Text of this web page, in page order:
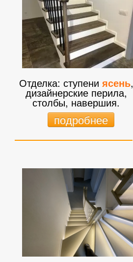
Отделка: ступени ясень,
дизайнерские перила,
столбы, навершия.
подробнее